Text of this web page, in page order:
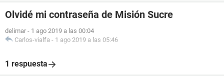
Olvidé mi contraseña de Misión Sucre
delimar - 1 ago 2019 a las 00:04
Carlos-vialfa - 1 ago 2019 a las 05:46
1 respuesta